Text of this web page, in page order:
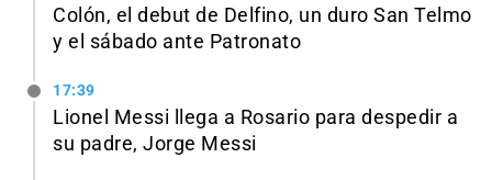
Colón, el debut de Delfino, un duro San Telmo
y el sábado ante Patronato
17:39
Lionel Messi llega a Rosario para despedir a
su padre, Jorge Messi